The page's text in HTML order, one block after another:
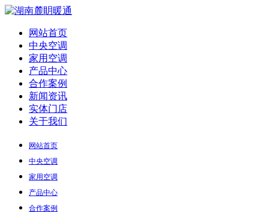
网站首页
中央空调
家用空调
产品中心
合作案例
新闻资讯
实体门店
关于我们
网站首页
中央空调
家用空调
产品中心
合作案例